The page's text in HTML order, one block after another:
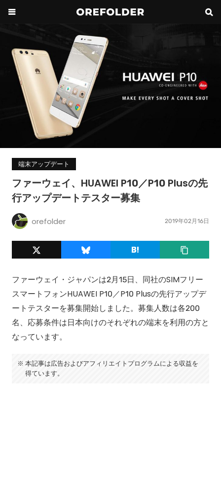
端末アップデート
ファーウェイ、HUAWEI P10／P10 Plusの先
行アップデートテスター募集
orefolder 2019年02月16日
ファーウェイ・ジャパンは2月15日、同社のSIMフリー
スマートフォンHUAWEI P10／P10 Plusの先行アップデ
ートテスターを募集開始しました。募集人数は各200
名、応募条件は日本向けのそれぞれの端末を利用の方と
なっています。
本記事は広告およびアフィリエイトプログラムによる収益を
得ています。